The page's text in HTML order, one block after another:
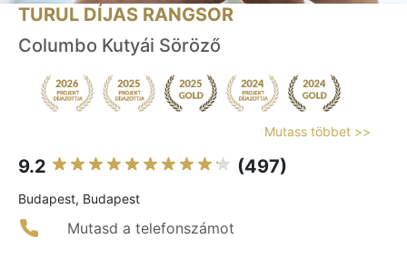
TURUL DÍJAS RANGSOR
Columbo Kutyái Söröző
Mutass többet >>
9.2 (497)
Budapest, Budapest
Mutasd a telefonszámot